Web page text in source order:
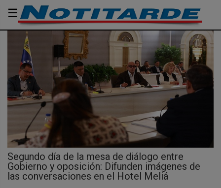
☰
Segundo día de la mesa de diálogo entre
Gobierno y oposición: Difunden imágenes de
las conversaciones en el Hotel Meliá